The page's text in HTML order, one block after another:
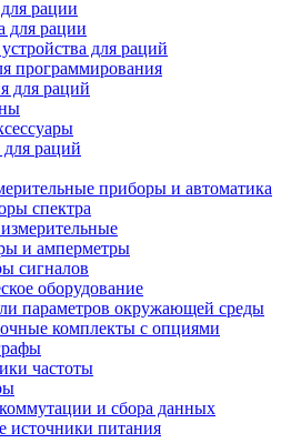
рации
для рации
для раций
программирования
для раций
раций
приборы и автоматика
спектра
и амперметры
сигналов
оборудование
параметров окружающей среды
комплекты с опциями
частоты
и сбора данных
источники питания